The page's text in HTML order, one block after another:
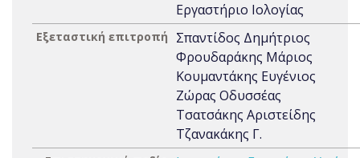
Εργαστήριο Ιολογίας
Εξεταστική επιτροπή
Σπαντίδος Δημήτριος
Φρουδαράκης Μάριος
Κουμαντάκης Ευγένιος
Ζώρας Οδυσσέας
Τσατσάκης Αριστείδης
Τζανακάκης Γ.